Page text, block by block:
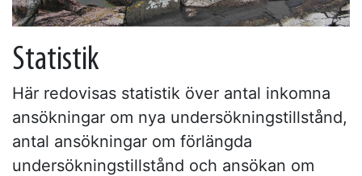
Statistik
Här redovisas statistik över antal inkomna
ansökningar om nya undersökningstillstånd,
antal ansökningar om förlängda
undersökningstillstånd och ansökan om